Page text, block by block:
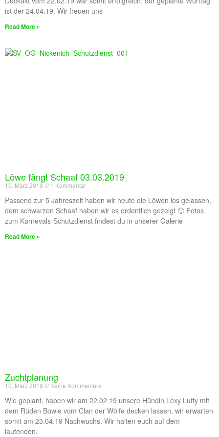
ist der 24.04.19. Wir freuen uns
Read More »
Löwe fängt Schaaf 03.03.2019
10. März 2019 1 Kommentar
Passend zur 5 Jahreszeit haben wir heute die Löwen los gelassen,
dem schwarzen Schaaf haben wir es ordentlich gezeigt 🙂 Fotos
zum Karnevals-Schutzdienst findest du in unserer Galerie
Read More »
Zuchtplanung
10. März 2019 Keine Kommentare
Wie geplant, haben wir am 22.02.19 unsere Hündin Lexy Lufty mit
dem Rüden Bowie vom Clan der Wölfe decken lassen, wir erwarten
somit am 23.04.19 Nachwuchs. Wir halten euch auf dem
laufenden.